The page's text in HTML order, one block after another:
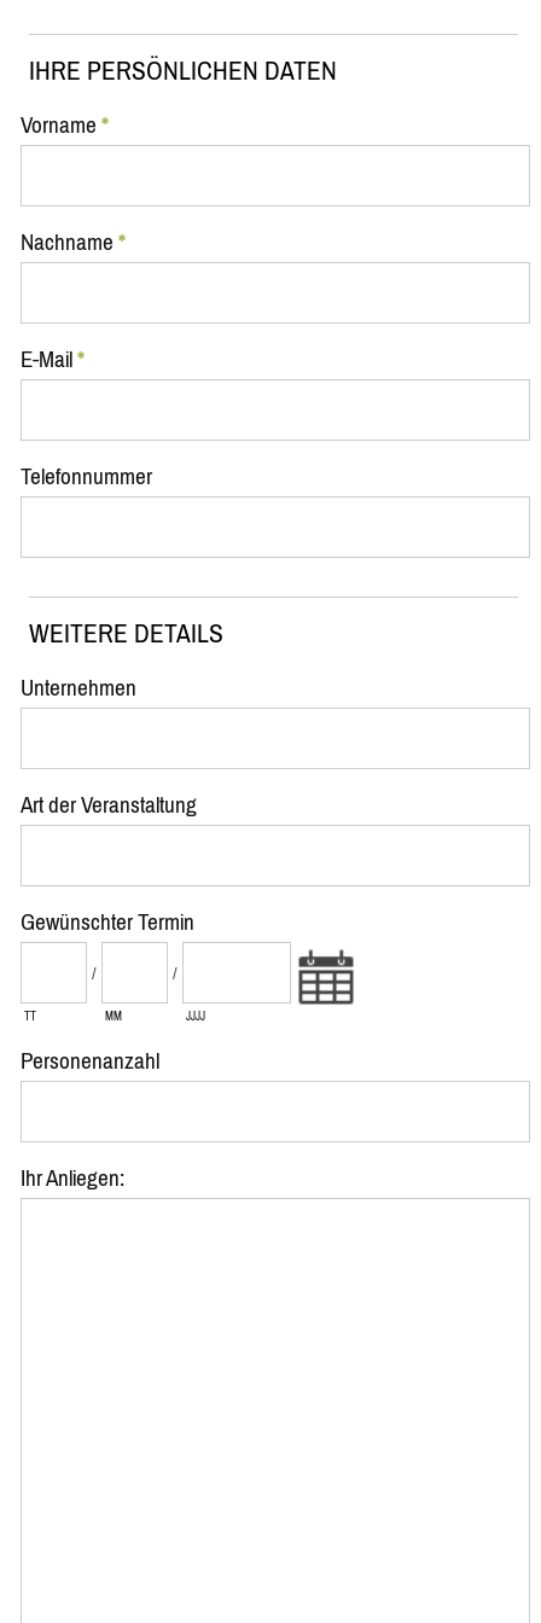
IHRE PERSÖNLICHEN DATEN
Vorname*
Nachname*
E-Mail*
Telefonnummer
WEITERE DETAILS
Unternehmen
Art der Veranstaltung
Gewünschter Termin
/
TT
/
MM JJJJ
Personenanzahl
Ihr Anliegen: